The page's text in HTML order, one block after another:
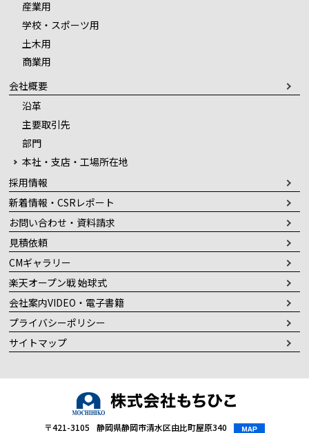
産業用
学校・スポーツ用
土木用
商業用
会社概要
沿革
主要取引先
部門
本社・支店・工場所在地
採用情報
新着情報・CSRレポート
お問い合わせ・資料請求
見積依頼
CMギャラリー
楽天オープン戦 始球式
会社案内VIDEO・電子書籍
プライバシーポリシー
サイトマップ
〒421-3105 静岡県静岡市清水区由比町屋原340